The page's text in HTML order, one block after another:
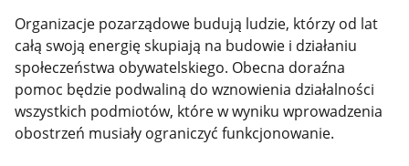
Organizacje pozarządowe budują ludzie, którzy od lat
całą swoją energię skupiają na budowie i działaniu
społeczeństwa obywatelskiego. Obecna doraźna
pomoc będzie podwaliną do wznowienia działalności
wszystkich podmiotów, które w wyniku wprowadzenia
obostrzeń musiały ograniczyć funkcjonowanie.